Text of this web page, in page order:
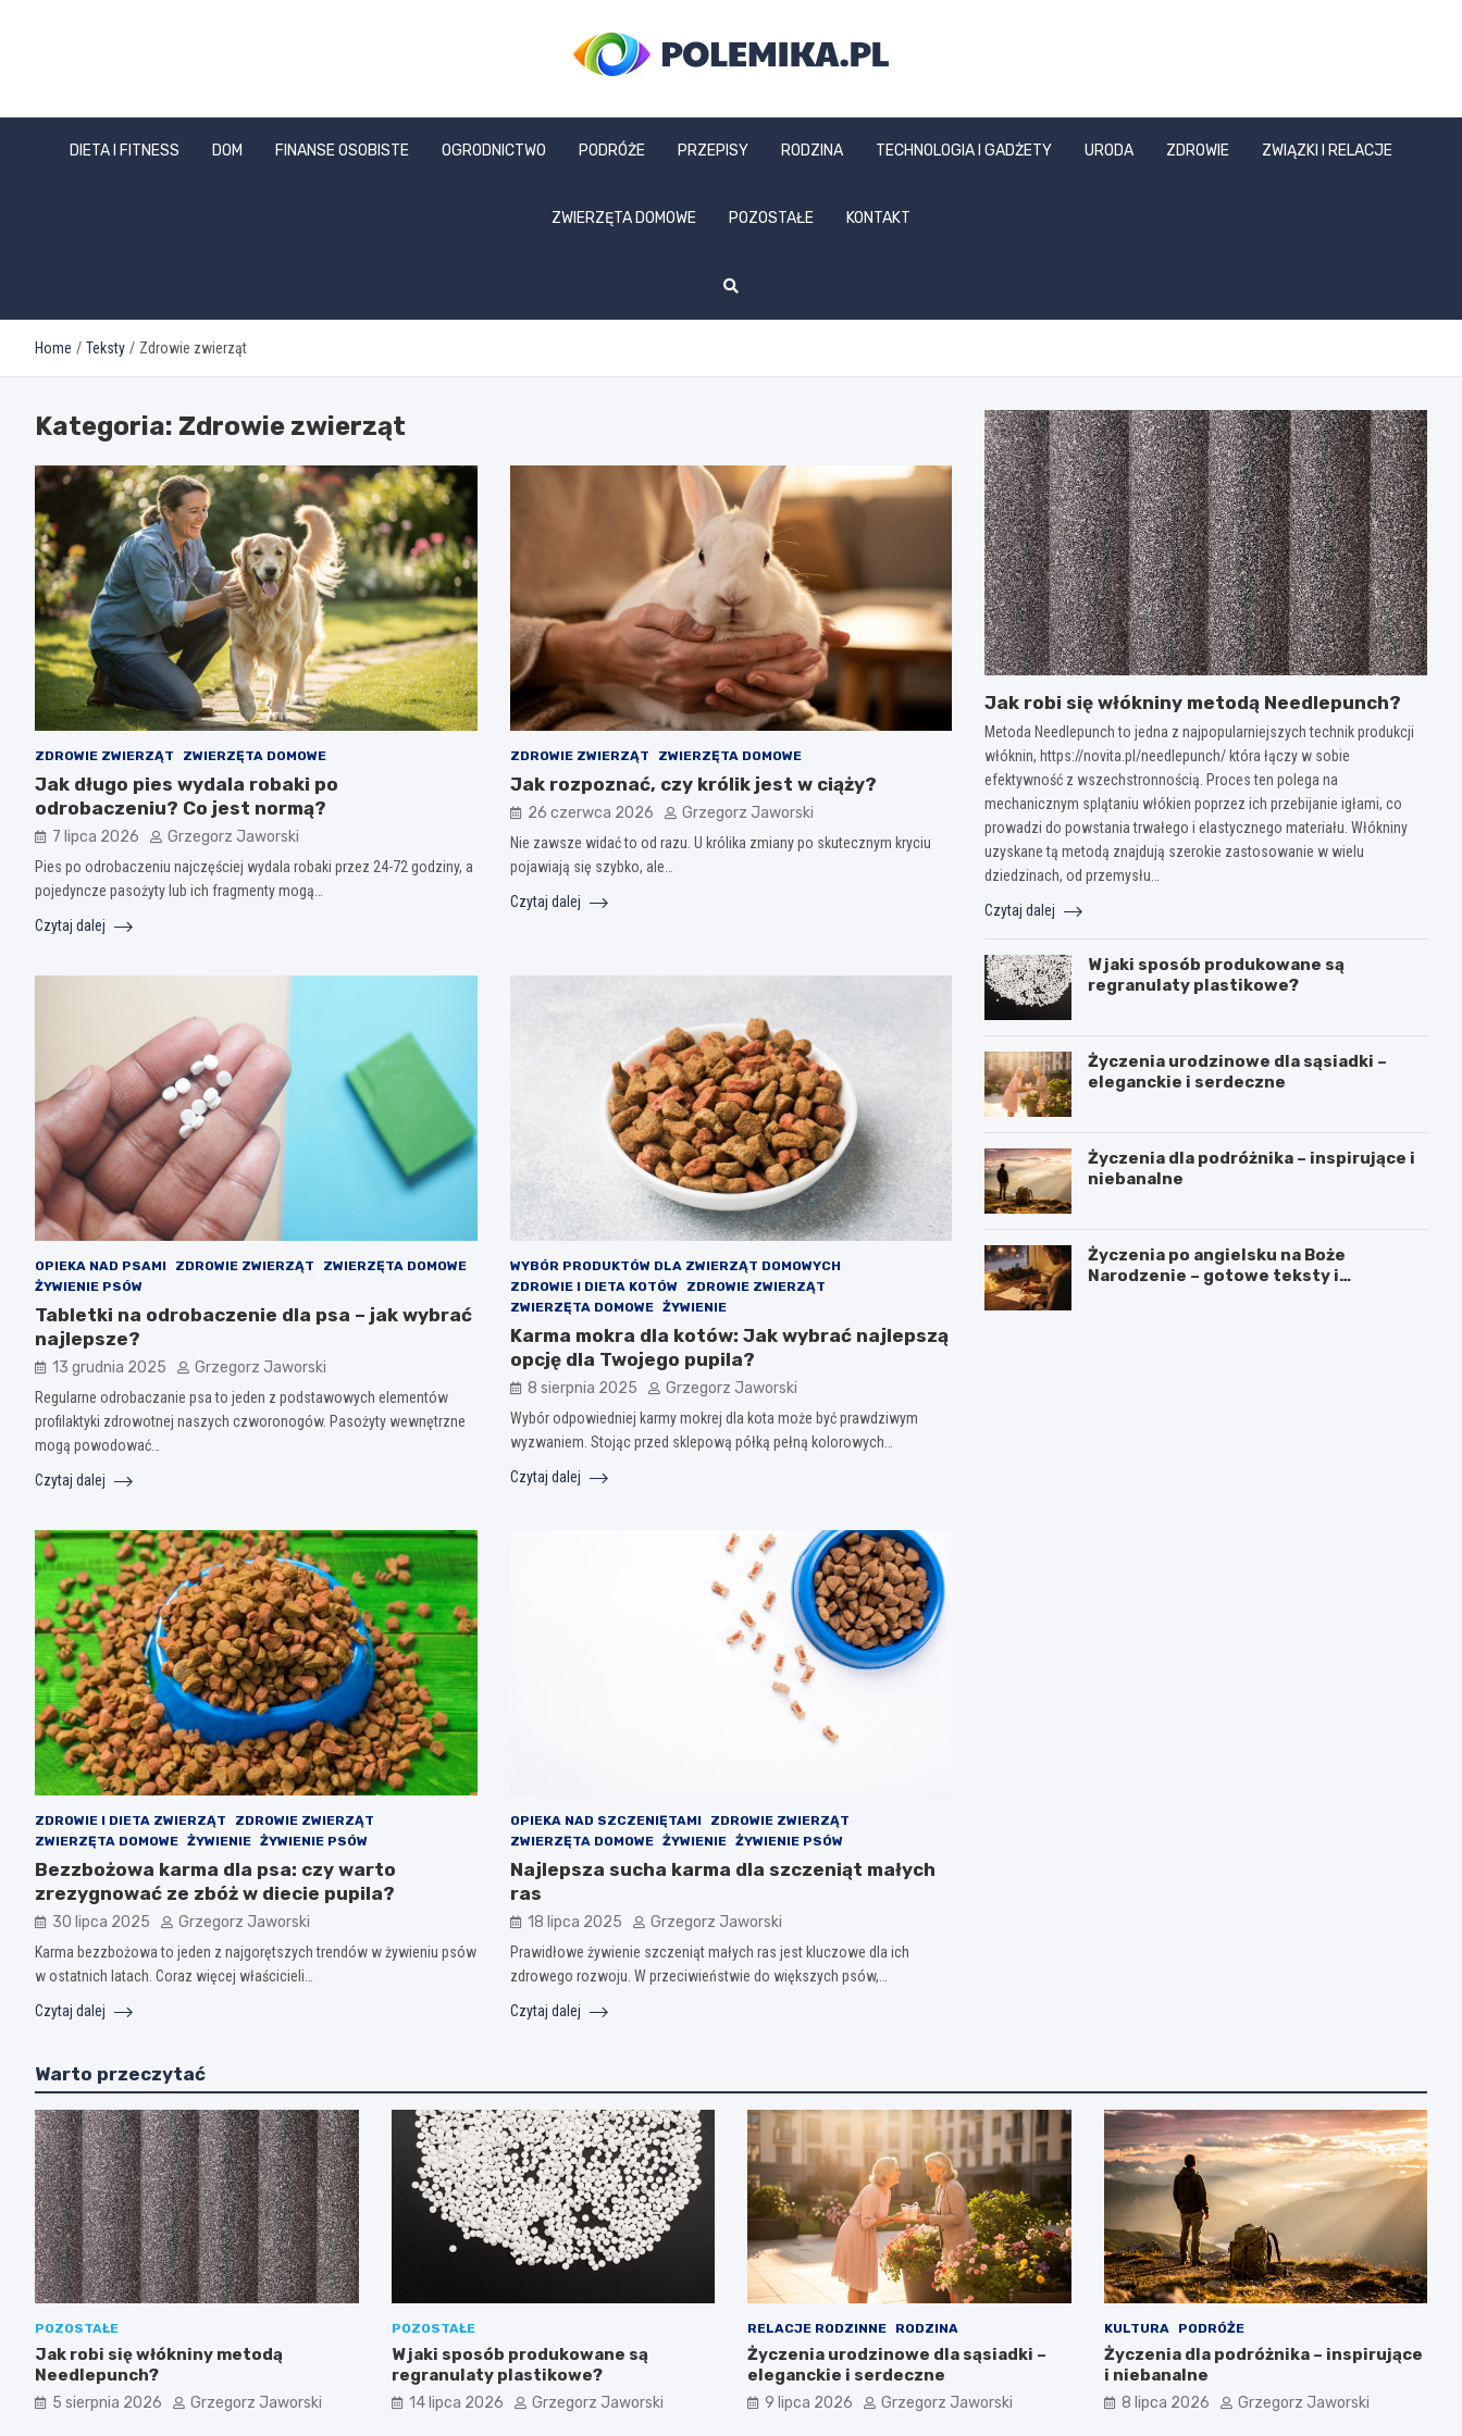
polemika.pl
DIETA I FITNESS DOM FINANSE OSOBISTE OGRODNICTWO PODRÓŻE PRZEPISY RODZINA TECHNOLOGIA I GADŻETY URODA ZDROWIE ZWIĄZKI I RELACJE
ZWIERZĘTA DOMOWE POZOSTAŁE KONTAKT
Home Teksty Zdrowie zwierząt
Kategoria: Zdrowie zwierząt
ZDROWIE ZWIERZĄT ZWIERZĘTA DOMOWE
Jak długo pies wydala robaki po
odrobaczeniu? Co jest normą?
7 lipca 2026 Grzegorz Jaworski
Pies po odrobaczeniu najczęściej wydala robaki przez 24-72 godziny, a
pojedyncze pasożyty lub ich fragmenty mogą…
Czytaj dalej
ZDROWIE ZWIERZĄT ZWIERZĘTA DOMOWE
Jak rozpoznać, czy królik jest w ciąży?
26 czerwca 2026 Grzegorz Jaworski
Nie zawsze widać to od razu. U królika zmiany po skutecznym kryciu
pojawiają się szybko, ale…
Czytaj dalej
OPIEKA NAD PSAMI ZDROWIE ZWIERZĄT
ZWIERZĘTA DOMOWE
ŻYWIENIE PSÓW
Tabletki na odrobaczenie dla psa – jak wybrać
najlepsze?
13 grudnia 2025 Grzegorz Jaworski
Regularne odrobaczanie psa to jeden z podstawowych elementów
profilaktyki zdrowotnej naszych czworonogów. Pasożyty wewnętrzne
mogą powodować…
Czytaj dalej
WYBÓR PRODUKTÓW DLA ZWIERZĄT DOMOWYCH
ZDROWIE I DIETA KOTÓW
ZDROWIE ZWIERZĄT
ZWIERZĘTA DOMOWE ŻYWIENIE
Karma mokra dla kotów: Jak wybrać najlepszą
opcję dla Twojego pupila?
8 sierpnia 2025 Grzegorz Jaworski
Wybór odpowiedniej karmy mokrej dla kota może być prawdziwym
wyzwaniem. Stojąc przed sklepową półką pełną kolorowych…
Czytaj dalej
ZDROWIE I DIETA ZWIERZĄT
ZDROWIE ZWIERZĄT
ZWIERZĘTA DOMOWE ŻYWIENIE ŻYWIENIE PSÓW
Bezzbożowa karma dla psa: czy warto
zrezygnować ze zbóż w diecie pupila?
30 lipca 2025 Grzegorz Jaworski
Karma bezzbożowa to jeden z najgorętszych trendów w żywieniu psów
w ostatnich latach. Coraz więcej właścicieli…
Czytaj dalej
OPIEKA NAD SZCZENIĘTAMI
ZDROWIE ZWIERZĄT
ZWIERZĘTA DOMOWE ŻYWIENIE ŻYWIENIE PSÓW
Najlepsza sucha karma dla szczeniąt małych
ras
18 lipca 2025 Grzegorz Jaworski
Prawidłowe żywienie szczeniąt małych ras jest kluczowe dla ich
zdrowego rozwoju. W przeciwieństwie do większych psów,…
Czytaj dalej
Jak robi się włókniny metodą Needlepunch?
Metoda Needlepunch to jedna z najpopularniejszych technik produkcji
włóknin, https://novita.pl/needlepunch/ która łączy w sobie
efektywność z wszechstronnością. Proces ten polega na
mechanicznym splątaniu włókien poprzez ich przebijanie igłami, co
prowadzi do powstania trwałego i elastycznego materiału. Włókniny
uzyskane tą metodą znajdują szerokie zastosowanie w wielu
dziedzinach, od przemysłu…
Czytaj dalej
W jaki sposób produkowane są
regranulaty plastikowe?
Życzenia urodzinowe dla sąsiadki –
eleganckie i serdeczne
Życzenia dla podróżnika – inspirujące i
niebanalne
Życzenia po angielsku na Boże
Narodzenie – gotowe teksty i
Warto przeczytać
POZOSTAŁE
Jak robi się włókniny metodą
Needlepunch?
5 sierpnia 2026 Grzegorz Jaworski
POZOSTAŁE
W jaki sposób produkowane są
regranulaty plastikowe?
14 lipca 2026 Grzegorz Jaworski
RELACJE RODZINNE RODZINA
Życzenia urodzinowe dla sąsiadki –
eleganckie i serdeczne
9 lipca 2026 Grzegorz Jaworski
KULTURA PODRÓŻE
Życzenia dla podróżnika – inspirujące
i niebanalne
8 lipca 2026 Grzegorz Jaworski